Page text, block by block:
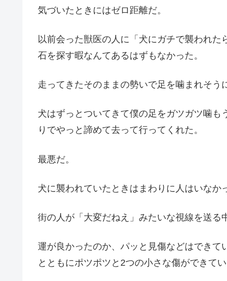
気づいたときにはゼロ距離だ。
以前会った獣医の人に「犬にガチで襲われた
石を探す暇なんてあるはずもなかった。
走ってきたそのままの勢いで足を噛まれそう
犬はずっとついてきて僕の足をガツガツ噛
りでやっと諦めて去って行ってくれた。
最悪だ。
犬に襲われていたときはまわりに人はいなか
街の人が「大変だねえ」みたいな視線を送る
運が良かったのか、パッと見傷などはでき
とともにポツポツと2つの小さな傷ができてい